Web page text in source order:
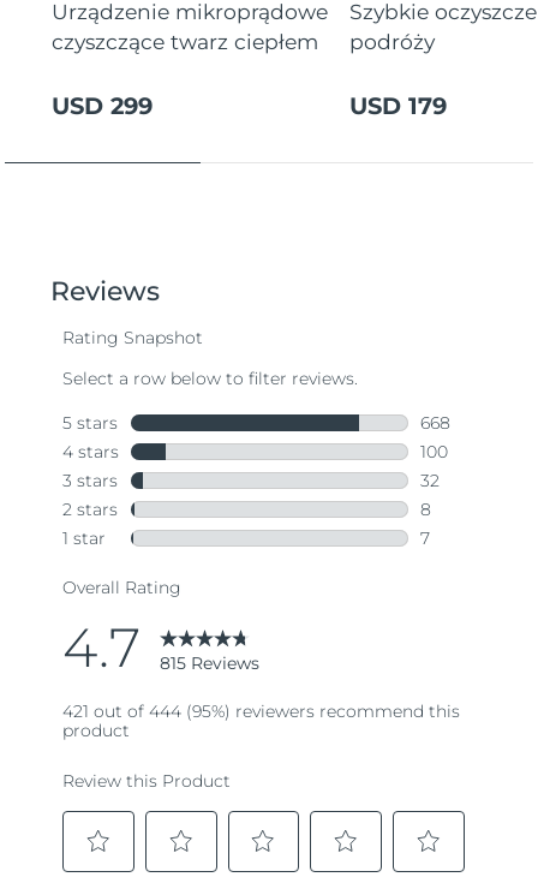
Urządzenie mikroprądowe
czyszczące twarz ciepłem
USD 299
Szybkie
podróży
USD 179